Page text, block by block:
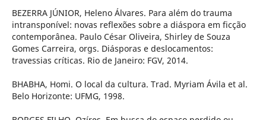
BEZERRA JÚNIOR, Heleno Álvares. Para além do trauma
intransponível: novas reflexões sobre a diáspora em ficção
contemporânea. Paulo César Oliveira, Shirley de Souza
Gomes Carreira, orgs. Diásporas e deslocamentos:
travessias críticas. Rio de Janeiro: FGV, 2014.
BHABHA, Homi. O local da cultura. Trad. Myriam Ávila et al.
Belo Horizonte: UFMG, 1998.